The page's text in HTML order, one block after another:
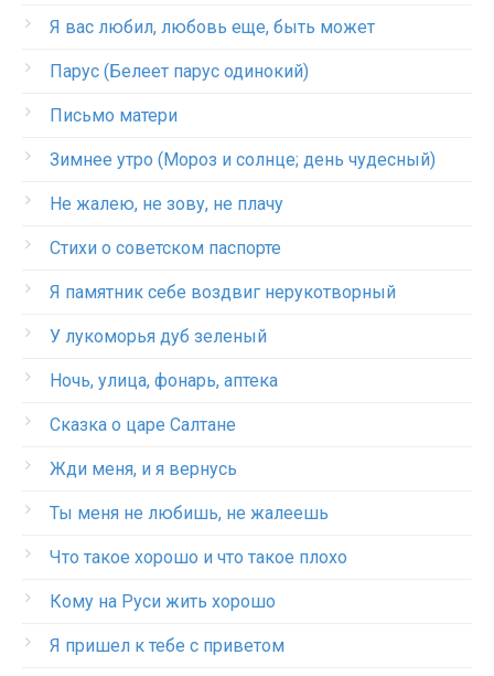
Я вас любил, любовь еще, быть может
Парус (Белеет парус одинокий)
Письмо матери
Зимнее утро (Мороз и солнце; день чудесный)
Не жалею, не зову, не плачу
Стихи о советском паспорте
Я памятник себе воздвиг нерукотворный
У лукоморья дуб зеленый
Ночь, улица, фонарь, аптека
Сказка о царе Салтане
Жди меня, и я вернусь
Ты меня не любишь, не жалеешь
Что такое хорошо и что такое плохо
Кому на Руси жить хорошо
Я пришел к тебе с приветом